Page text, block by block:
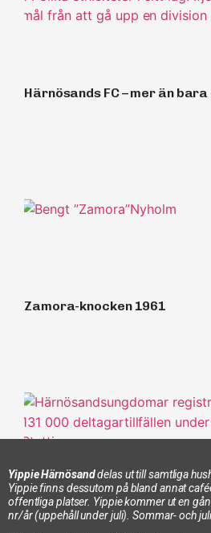
Härnösands FC – mer än
Zamora-knocken 1961
BIK fortsatt störst på
Yippie Härnösanddelas ut till samtliga
Yippie finns dessutom på bland annat
offentliga platser. Yippie kommer ut en
nr/år (uppehåll under juli). Sommar- och